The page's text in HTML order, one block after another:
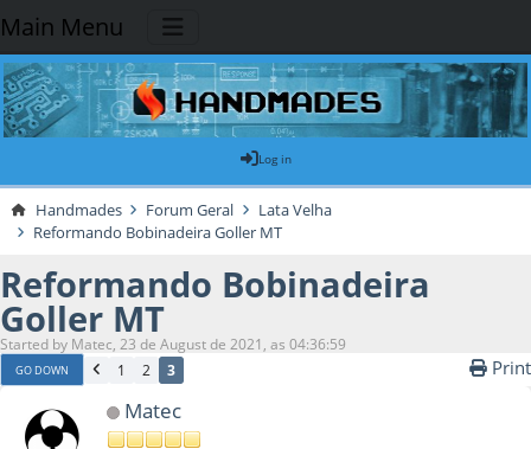
Main Menu
Log in
Handmades Forum Geral
Lata Velha
Reformando Bobinadeira Goller MT
Reformando Bobinadeira
Goller MT
Started by Matec, 23 de August de 2021, as 04:36:59
GO DOWN 1 2 3 Print
Matec